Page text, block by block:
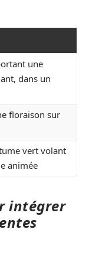
une
dans un
floraison sur
vert volant
animée
intégrer